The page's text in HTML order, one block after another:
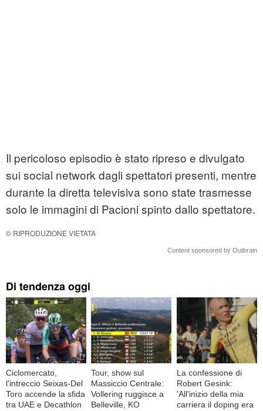
Il pericoloso episodio è stato ripreso e divulgato
sui social network dagli spettatori presenti, mentre
durante la diretta televisiva sono state trasmesse
solo le immagini di Pacioni spinto dallo spettatore.
© RIPRODUZIONE VIETATA
Content sponsored by Outbrain
Di tendenza oggi
Ciclomercato,
l'intreccio Seixas-Del
Toro accende la sfida
tra UAE e Decathlon
Tour, show sul
Massiccio Centrale:
Vollering ruggisce a
Belleville, KO
La confessione di
Robert Gesink:
'All'inizio della mia
carriera il doping era